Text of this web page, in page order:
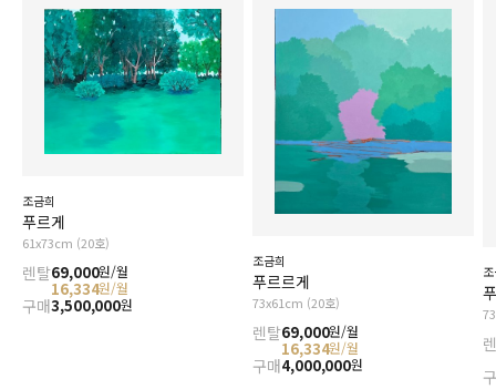
조금희
푸르게
61x73cm (20호)
렌탈69,000원/월
16,334원/월
구매3,500,000원
조금희
푸르르게
73x61cm (20호)
렌탈69,000원/월
16,334원/월
구매4,000,000원